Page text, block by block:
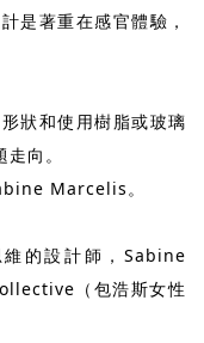
是著重在感官體驗，
狀和使用樹脂或玻璃
向。
Marcelis。
的設計師，Sabine
（包浩斯女性